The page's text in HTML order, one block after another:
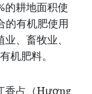
的耕地面积使
的有机肥使用
、畜牧业、
机肥料。
香占（Hương